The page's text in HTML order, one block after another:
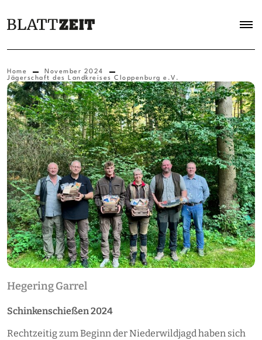
Home
November 2024
Jägerschaft des Landkreises Cloppenburg e.V.
Hegering Garrel
Schinkenschießen 2024
Rechtzeitig zum Beginn der Niederwildjagd haben sich